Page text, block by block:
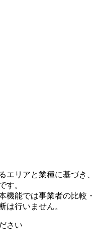
リアと業種に基づき、
す。
機能では事業者の比較・
は行いません。
さい